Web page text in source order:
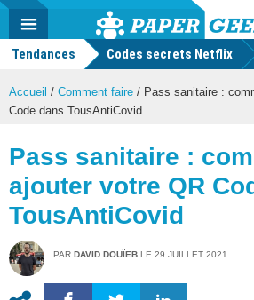
Actu
geek
MENU
Tendances Codes secrets Netflix
Accueil / Comment faire / Pass sanitaire :
Code dans TousAntiCovid
Pass sanitaire :
ajouter votre QR
TousAntiCovid
PAR DAVID DOUÏEB LE 29 JUILLET 2021
Mode
FacebookTwitter